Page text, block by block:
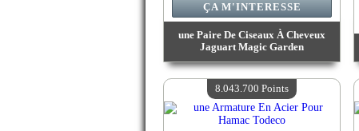
une Paire De Ciseaux À Cheveux
Jaguart Magic Garden
Valeur :10 888 300 Points
Quantité Disponible :4
ÇA M'INTERESSE
8.043.700 Points